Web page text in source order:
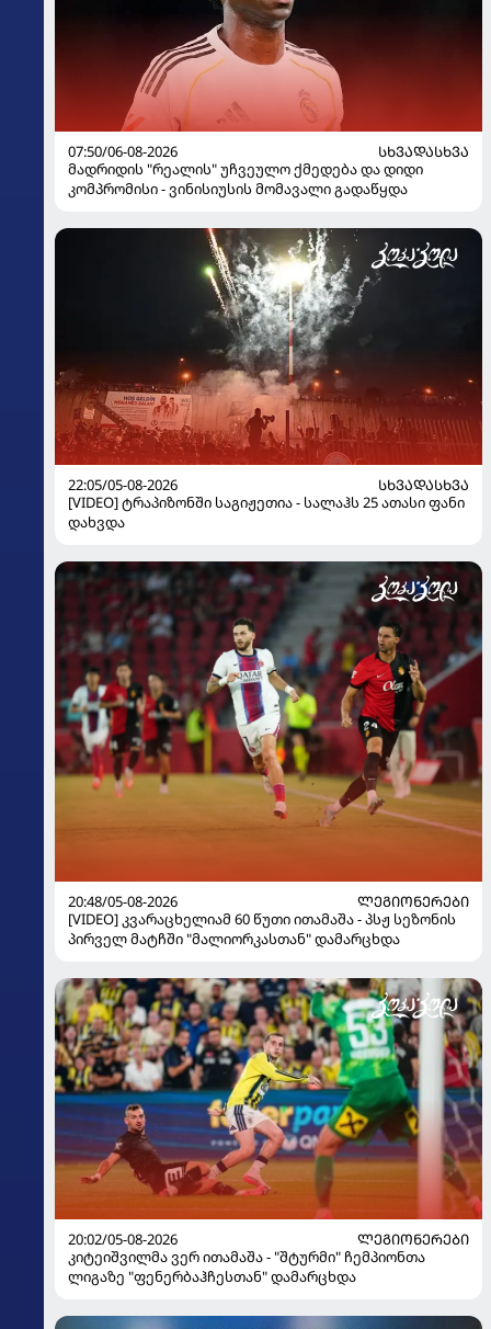
07:50/06-08-2026
ᲡᲮᲕᲐᲓᲐᲡᲮᲕᲐ
მადრიდის "რეალის" უჩვეულო ქმედება და დიდი
კომპრომისი - ვინისიუსის მომავალი გადაწყდა
22:05/05-08-2026
ᲡᲮᲕᲐᲓᲐᲡᲮᲕᲐ
[VIDEO] ტრაპიზონში საგიჟეთია - სალაჰს 25 ათასი ფანი
დახვდა
20:48/05-08-2026
ᲚᲔᲒᲘᲝᲜᲔᲠᲔᲑᲘ
[VIDEO] კვარაცხელიამ 60 წუთი ითამაშა - პსჟ სეზონის
პირველ მატჩში "მალიორკასთან" დამარცხდა
20:02/05-08-2026
ᲚᲔᲒᲘᲝᲜᲔᲠᲔᲑᲘ
კიტეიშვილმა ვერ ითამაშა - "შტურმი" ჩემპიონთა
ლიგაზე "ფენერბაჰჩესთან" დამარცხდა